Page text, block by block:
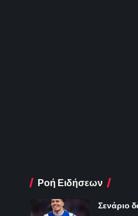
Ροή Ειδήσεων
Σενάριο